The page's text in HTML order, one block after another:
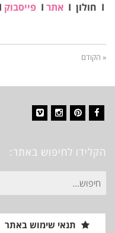
I חולון I אתר פייסבוק
« הקודם
הקלידו לחיפוש באתר:
חיפוש
עבור:
תנאי שימוש באתר